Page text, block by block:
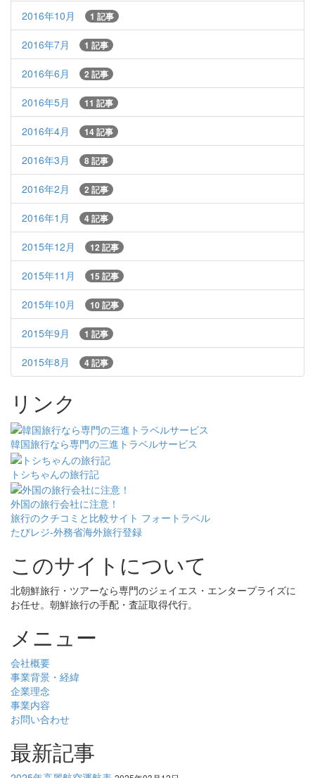
2016年10月 1 記事
2016年7月 1 記事
2016年6月 2 記事
2016年5月 11 記事
2016年4月 14 記事
2016年3月 8 記事
2016年2月 2 記事
2016年1月 4 記事
2015年12月 12 記事
2015年11月 15 記事
2015年10月 10 記事
2015年9月 1 記事
2015年8月 4 記事
リンク
韓国旅行なら専門の三進トラベルサービス
トシちゃんの旅行記
外国の旅行会社に注意！
旅行のクチコミと比較サイト フォートラベル
たびレジ-外務省海外旅行登録
このサイトについて
北朝鮮旅行・ツアーなら専門のジェイエス・エンタープライズに
お任せ。朝鮮旅行の手配・査証取得代行。
メニュー
会社概要
事業背景・経緯
企業理念
事業内容
お問い合わせ
最新記事